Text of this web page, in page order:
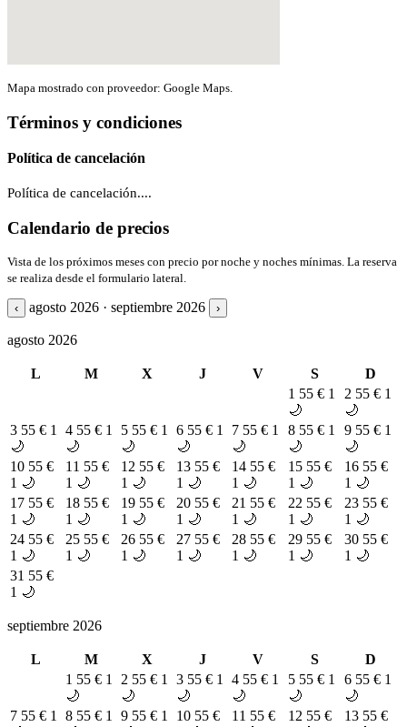
Mapa mostrado con proveedor: Google Maps.
Términos y condiciones
Política de cancelación
Política de cancelación....
Calendario de precios
Vista de los próximos meses con precio por noche y noches mínimas. La reserva
se realiza desde el formulario lateral.
‹ agosto 2026 · septiembre 2026 ›
agosto 2026
L M X J V S
D
1 55 € 1
🌙
2 55 € 1
🌙
3 55 € 1
🌙
4 55 € 1
🌙
5 55 € 1
🌙
6 55 € 1
🌙
7 55 € 1
🌙
8 55 € 1
🌙
9 55 € 1
🌙
10 55 €
1 🌙
11 55 €
1 🌙
12 55 €
1 🌙
13 55 €
1 🌙
14 55 €
1 🌙
15 55 €
1 🌙
16 55 €
1 🌙
17 55 €
1 🌙
18 55 €
1 🌙
19 55 €
1 🌙
20 55 €
1 🌙
21 55 €
1 🌙
22 55 €
1 🌙
23 55 €
1 🌙
24 55 €
1 🌙
25 55 €
1 🌙
26 55 €
1 🌙
27 55 €
1 🌙
28 55 €
1 🌙
29 55 €
1 🌙
30 55 €
1 🌙
31 55 €
1 🌙
septiembre 2026
L M X J V S
D
1 55 € 1
🌙
2 55 € 1
🌙
3 55 € 1
🌙
4 55 € 1
🌙
5 55 € 1
🌙
6 55 € 1
🌙
7 55 € 1
8 55 € 1
9 55 € 1
10 55 €
11 55 €
12 55 €
13 55 €